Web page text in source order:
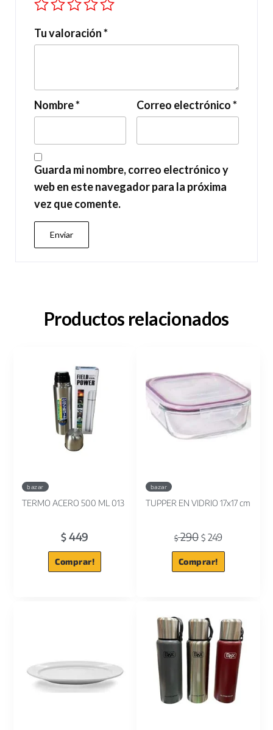
Tu valoración*
Nombre* Correo electrónico*
Guarda mi nombre, correo electrónico y
web en este navegador para la próxima
vez que comente.
Productos relacionados
bazar
TERMO ACERO 500 ML 013
$ 449
Comprar!
bazar
TUPPER EN VIDRIO 17x17 cm
$290 $249
Comprar!